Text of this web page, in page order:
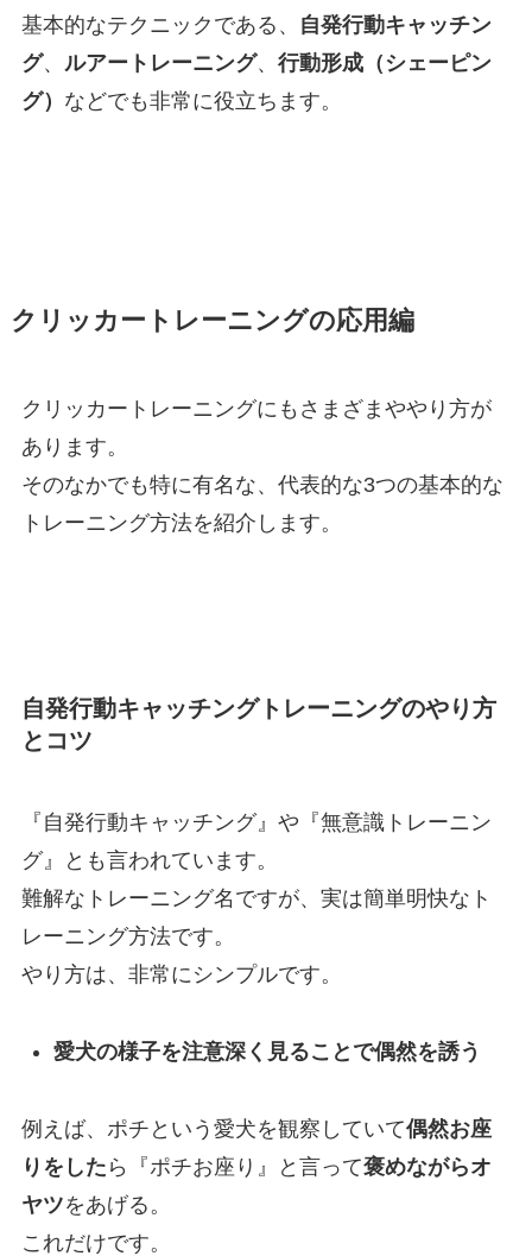
基本的なテクニックである、
自発行動キャッチン
グ、 ルアートレーニング、 行動形成（シェーピン
グ） などでも非常に役立ちます。
クリッカートレーニングの応用編
クリッカートレーニングにもさまざまややり方が
あります。
そのなかでも特に有名な、代表的な3つの基本的な
トレーニング方法を紹介します。
自発行動キャッチングトレーニングのやり方
とコツ
『自発行動キャッチング』や『無意識トレーニン
グ』とも言われています。
難解なトレーニング名ですが、実は簡単明快なト
レーニング方法です。
やり方は、非常にシンプルです。
愛犬の様子を注意深く見ることで偶然を誘う
例えば、ポチという愛犬を観察していて偶然お座
りをした ら『ポチお座り』と言って褒めながらオ
ヤツをあげる。
これだけです。